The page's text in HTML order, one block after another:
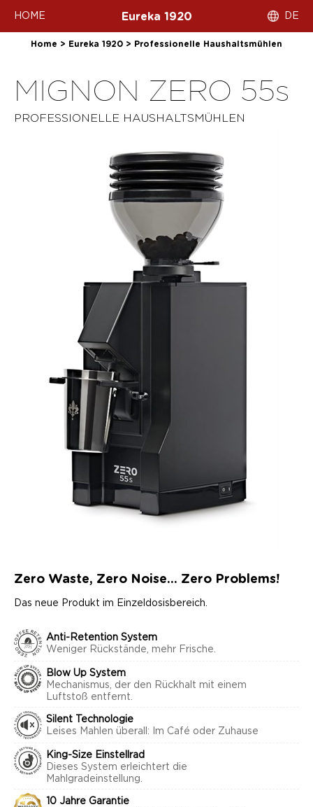
HOME Eureka 1920 DE
Home > Eureka 1920 > Professionelle Haushaltsmühlen
MIGNON ZERO 55s
PROFESSIONELLE HAUSHALTSMÜHLEN
Zero Waste, Zero Noise... Zero Problems!
Das neue Produkt im Einzeldosisbereich.
Anti-Retention System
Weniger Rückstände, mehr Frische.
Blow Up System
Mechanismus, der den Rückhalt mit einem
Luftstoß entfernt.
Silent Technologie
Leises Mahlen überall: Im Café oder Zuhause
King-Size Einstellrad
Dieses System erleichtert die
Mahlgradeinstellung.
10 Jahre Garantie